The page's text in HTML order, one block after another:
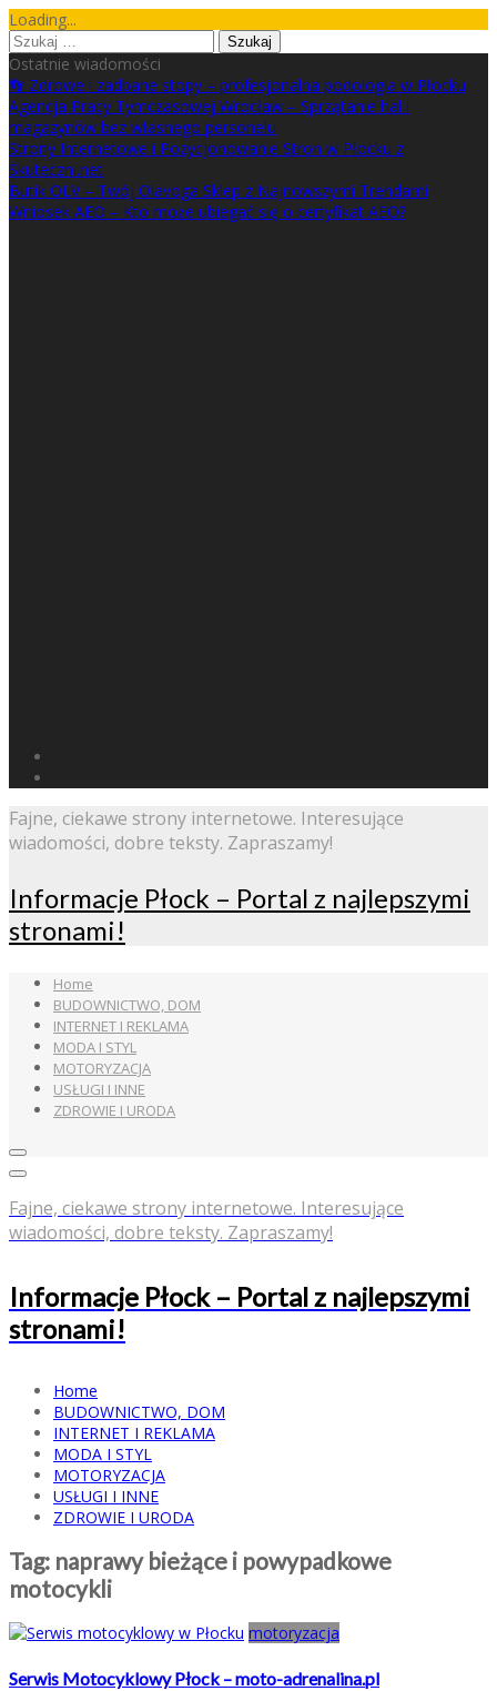
Skip
to
content
Loading...
Szukaj:
Ostatnie wiadomości
👣 Zdrowe i zadbane stopy – profesjonalna podologia w Płocku
Agencja Pracy Tymczasowej Wrocław – Sprzątanie hal i
magazynów bez własnego personelu
Strony Internetowe i Pozycjonowanie Stron w Płocku z
Skuteczni.net
Butik OLV – Twój Olavoga Sklep z Najnowszymi Trendami
Wniosek AEO – Kto może ubiegać się o certyfikat AEO?
Fajne, ciekawe strony internetowe. Interesujące
wiadomości, dobre teksty. Zapraszamy!
Informacje Płock – Portal z najlepszymi
stronami!
Home
BUDOWNICTWO, DOM
INTERNET I REKLAMA
MODA I STYL
MOTORYZACJA
USŁUGI I INNE
ZDROWIE I URODA
Fajne, ciekawe strony internetowe. Interesujące
wiadomości, dobre teksty. Zapraszamy!
Informacje Płock – Portal z najlepszymi
stronami!
Home
BUDOWNICTWO, DOM
INTERNET I REKLAMA
MODA I STYL
MOTORYZACJA
USŁUGI I INNE
ZDROWIE I URODA
Tag: naprawy bieżące i powypadkowe
motocykli
motoryzacja
Serwis Motocyklowy Płock – moto-adrenalina.pl